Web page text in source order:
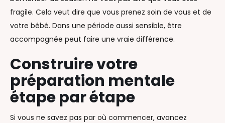
fragile. Cela veut dire que vous prenez soin de vous et de
votre bébé. Dans une période aussi sensible, être
accompagnée peut faire une vraie différence.
Construire votre
préparation mentale
étape par étape
Si vous ne savez pas par où commencer, avancez